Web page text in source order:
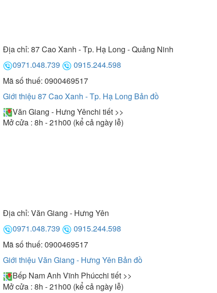
Địa chỉ: 87 Cao Xanh - Tp. Hạ Long - Quảng Ninh
0971.048.739
0915.244.598
Mã số thuế: 0900469517
Giới thiệu 87 Cao Xanh - Tp. Hạ Long Bản đồ
Văn Giang - Hưng Yênchi tiết >>
Mở cửa : 8h - 21h00 (kể cả ngày lễ)
Địa chỉ: Văn Giang - Hưng Yên
0971.048.739
0915.244.598
Mã số thuế: 0900469517
Giới thiệu Văn Giang - Hưng Yên Bản đồ
Bếp Nam Anh Vĩnh Phúcchi tiết >>
Mở cửa : 8h - 21h00 (kể cả ngày lễ)